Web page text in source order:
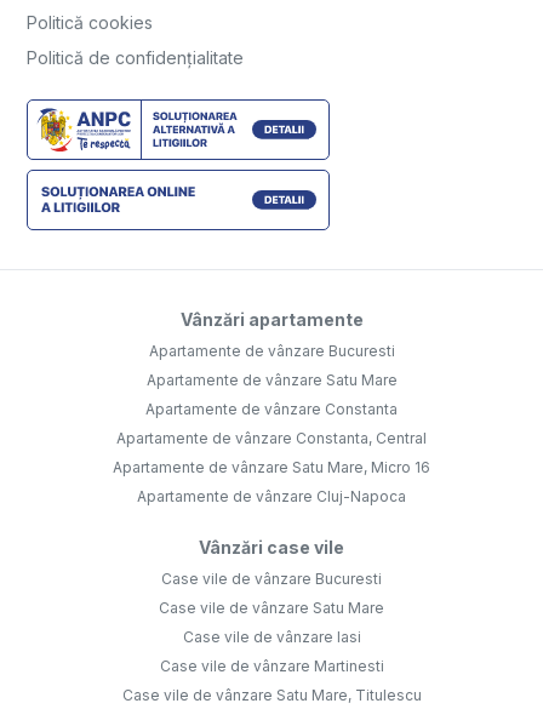
Politică cookies
Politică de confidențialitate
Vânzări apartamente
Apartamente de vânzare Bucuresti
Apartamente de vânzare Satu Mare
Apartamente de vânzare Constanta
Apartamente de vânzare Constanta, Central
Apartamente de vânzare Satu Mare, Micro 16
Apartamente de vânzare Cluj-Napoca
Vânzări case vile
Case vile de vânzare Bucuresti
Case vile de vânzare Satu Mare
Case vile de vânzare Iasi
Case vile de vânzare Martinesti
Case vile de vânzare Satu Mare, Titulescu